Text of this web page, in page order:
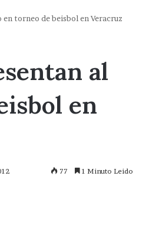
torneo de beisbol en Veracruz
al
en
77 1 Minuto Leido